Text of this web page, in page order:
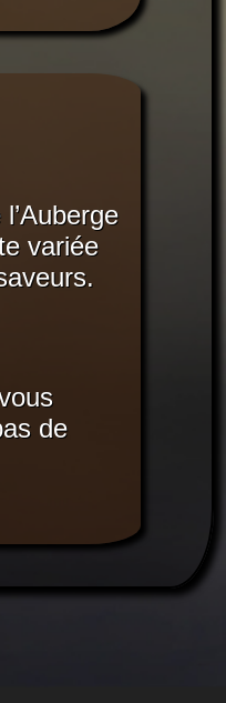
variée
de